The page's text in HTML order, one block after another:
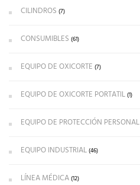
CILINDROS (7)
CONSUMIBLES (61)
EQUIPO DE OXICORTE (7)
EQUIPO DE OXICORTE PORTATIL(1)
EQUIPO DE PROTECCIÓN PERSONAL
EQUIPO INDUSTRIAL(46)
LÍNEA MÉDICA(12)